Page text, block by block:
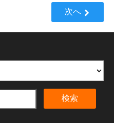
次へ
検索